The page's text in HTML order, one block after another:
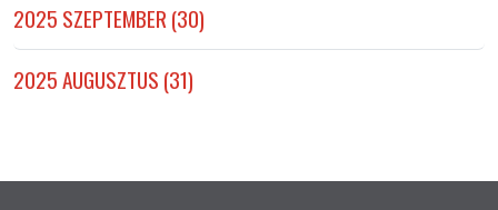
2025 SZEPTEMBER (30)
2025 AUGUSZTUS (31)